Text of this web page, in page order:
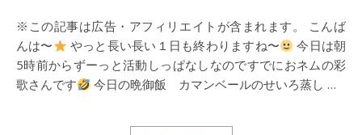
※この記事は広告・アフィリエイトが含まれます。 こんば
んは〜
やっと長い長い１日も終わりますね〜
今日は朝
5時前からずーっと活動しっぱなしなのですでにおネムの彩
歌さんです
今日の晩御飯 カマンベールのせいろ蒸し …